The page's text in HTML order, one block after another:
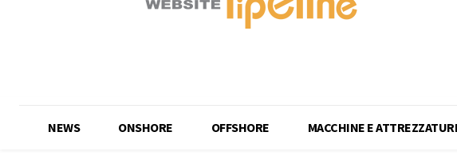
NEWS ONSHORE OFFSHORE MACCHINE E